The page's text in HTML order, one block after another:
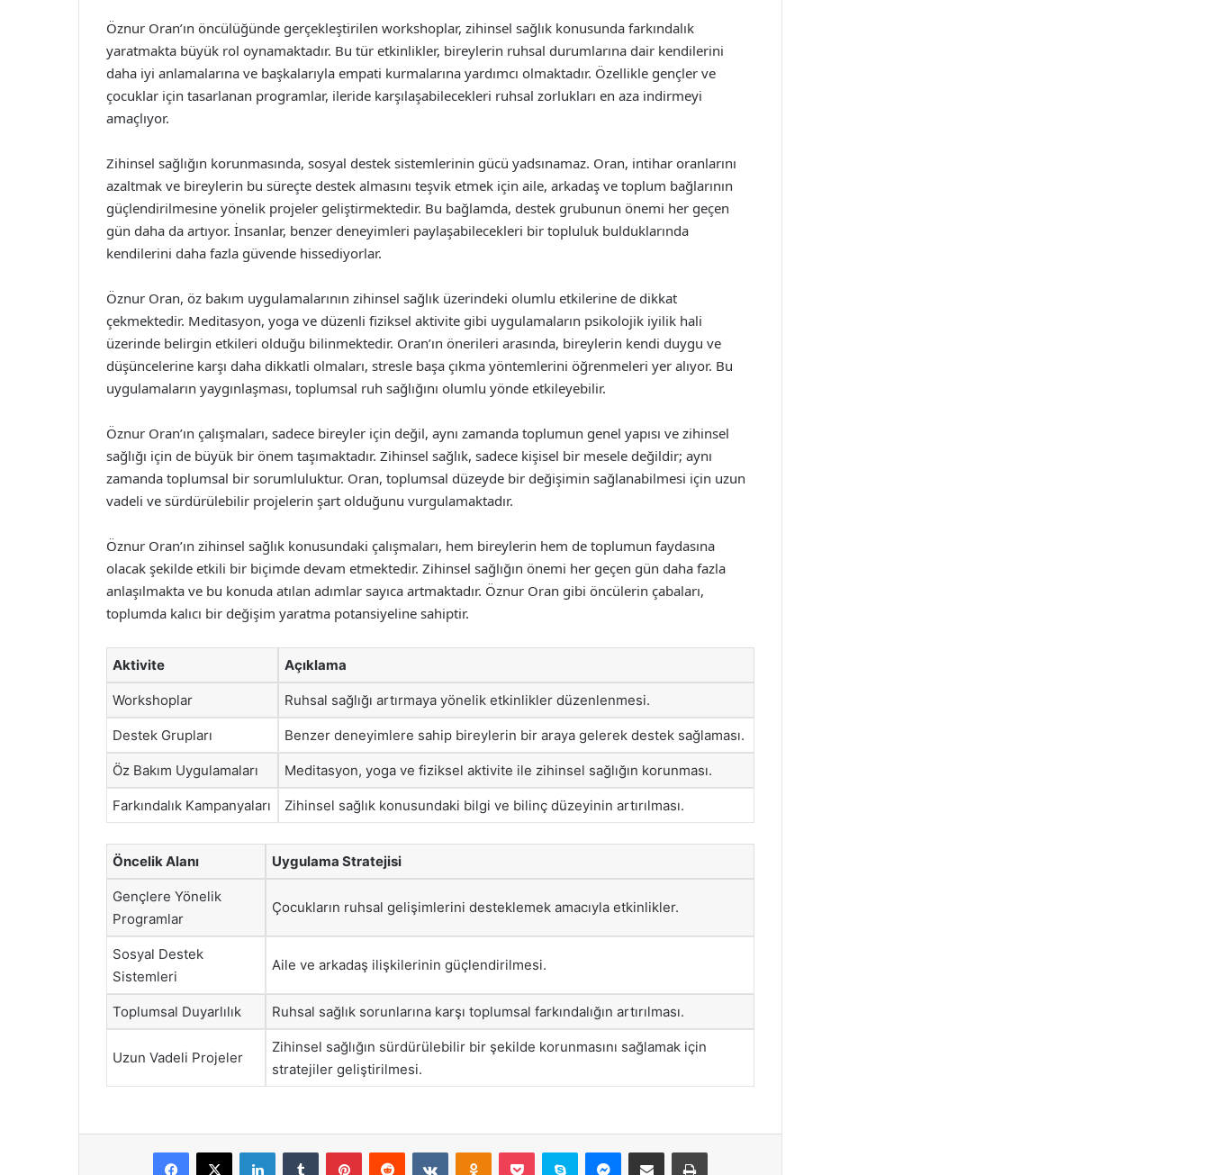
Öznur Oran’ın öncülüğünde gerçekleştirilen workshoplar, zihinsel sağlık konusunda farkındalık
yaratmakta büyük rol oynamaktadır. Bu tür etkinlikler, bireylerin ruhsal durumlarına dair kendilerini
daha iyi anlamalarına ve başkalarıyla empati kurmalarına yardımcı olmaktadır. Özellikle gençler ve
çocuklar için tasarlanan programlar, ileride karşılaşabilecekleri ruhsal zorlukları en aza indirmeyi
amaçlıyor.
Zihinsel sağlığın korunmasında, sosyal destek sistemlerinin gücü yadsınamaz. Oran, intihar oranlarını
azaltmak ve bireylerin bu süreçte destek almasını teşvik etmek için aile, arkadaş ve toplum bağlarının
güçlendirilmesine yönelik projeler geliştirmektedir. Bu bağlamda, destek grubunun önemi her geçen
gün daha da artıyor. İnsanlar, benzer deneyimleri paylaşabilecekleri bir topluluk bulduklarında
kendilerini daha fazla güvende hissediyorlar.
Öznur Oran, öz bakım uygulamalarının zihinsel sağlık üzerindeki olumlu etkilerine de dikkat
çekmektedir. Meditasyon, yoga ve düzenli fiziksel aktivite gibi uygulamaların psikolojik iyilik hali
üzerinde belirgin etkileri olduğu bilinmektedir. Oran’ın önerileri arasında, bireylerin kendi duygu ve
düşüncelerine karşı daha dikkatli olmaları, stresle başa çıkma yöntemlerini öğrenmeleri yer alıyor. Bu
uygulamaların yaygınlaşması, toplumsal ruh sağlığını olumlu yönde etkileyebilir.
Öznur Oran’ın çalışmaları, sadece bireyler için değil, aynı zamanda toplumun genel yapısı ve zihinsel
sağlığı için de büyük bir önem taşımaktadır. Zihinsel sağlık, sadece kişisel bir mesele değildir; aynı
zamanda toplumsal bir sorumluluktur. Oran, toplumsal düzeyde bir değişimin sağlanabilmesi için uzun
vadeli ve sürdürülebilir projelerin şart olduğunu vurgulamaktadır.
Öznur Oran’ın zihinsel sağlık konusundaki çalışmaları, hem bireylerin hem de toplumun faydasına
olacak şekilde etkili bir biçimde devam etmektedir. Zihinsel sağlığın önemi her geçen gün daha fazla
anlaşılmakta ve bu konuda atılan adımlar sayıca artmaktadır. Öznur Oran gibi öncülerin çabaları,
toplumda kalıcı bir değişim yaratma potansiyeline sahiptir.
Aktivite Açıklama
Workshoplar Ruhsal sağlığı artırmaya yönelik etkinlikler düzenlenmesi.
Destek Grupları Benzer deneyimlere sahip bireylerin bir araya gelerek destek sağlaması.
Öz Bakım Uygulamaları Meditasyon, yoga ve fiziksel aktivite ile zihinsel sağlığın korunması.
Farkındalık Kampanyaları Zihinsel sağlık konusundaki bilgi ve bilinç düzeyinin artırılması.
Öncelik Alanı Uygulama Stratejisi
Gençlere Yönelik
Programlar
Çocukların ruhsal gelişimlerini desteklemek amacıyla etkinlikler.
Sosyal Destek
Sistemleri
Aile ve arkadaş ilişkilerinin güçlendirilmesi.
Toplumsal Duyarlılık Ruhsal sağlık sorunlarına karşı toplumsal farkındalığın artırılması.
Uzun Vadeli Projeler
Zihinsel sağlığın sürdürülebilir bir şekilde korunmasını sağlamak için
stratejiler geliştirilmesi.
Facebook
X LinkedInTumblr PinterestReddit VKontakteOdnoklassniki
Pocket Skype Messenger
E-Posta ile paylaş Yazdır